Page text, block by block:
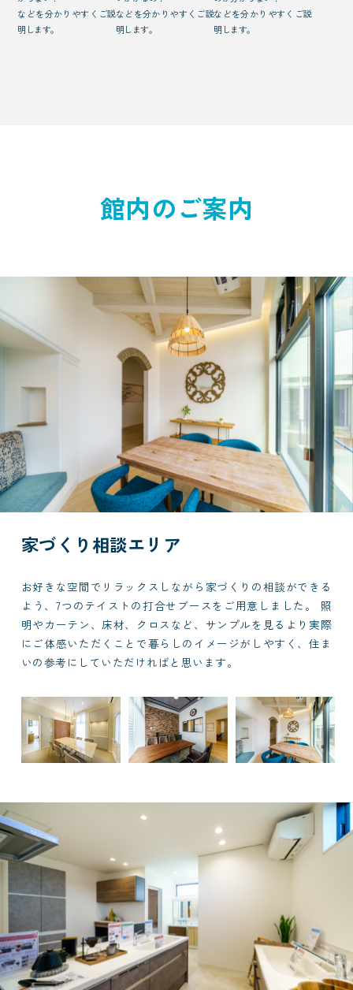
などを分かりやすくご説
明します。
などを分かりやすくご説
明します。
などを分かりやすくご説
明します。
館内のご案内
家づくり相談エリア
お好きな空間でリラックスしながら家づくりの相談ができる
よう、7つのテイストの打合せブースをご用意しました。 照
明やカーテン、床材、クロスなど、サンプルを見るより実際
にご体感いただくことで暮らしのイメージがしやすく、住ま
いの参考にしていただければと思います。